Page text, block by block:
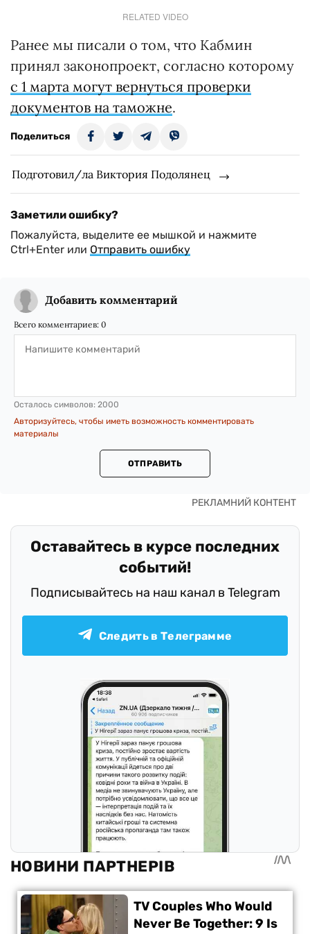
RELATED VIDEO
Ранее мы писали о том, что Кабмин
принял законопроект, согласно которому
с 1 марта могут вернуться проверки
документов на таможне.
Поделиться
Подготовил/ла Виктория Подолянец
Заметили ошибку?
Пожалуйста, выделите ее мышкой и нажмите
Ctrl+Enter или Отправить ошибку
Добавить комментарий
Всего комментариев: 0
Осталось символов: 2000
Авторизуйтесь, чтобы иметь возможность комментировать
материалы
ОТПРАВИТЬ
Оставайтесь в курсе последних
событий!
Подписывайтесь на наш канал в Telegram
Следить в Телеграмме